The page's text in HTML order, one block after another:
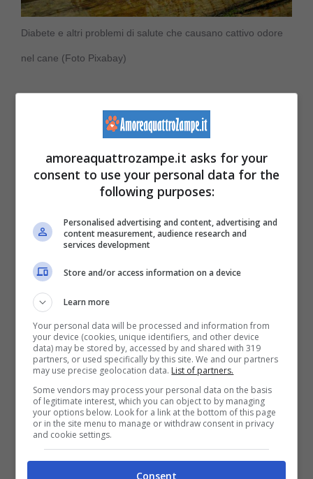
Diabete e altri problemi di salute che causano cattivo odore
nel cane (Foto Pixabay)
Un altro problema di salute che può
manifestarsi con l’alitosi del cane è il
. Particolarmente diffuso tra i cani di
età superiore ai sei anni, è una malattia del
pancreas grave che si manifesta con
maggiore frequenza in alcune razze come i
Beagle.
Sel’alito del cane ha un odore dolciastro
e a questo segnale si aggiungono altri
sintomi di diabete caninocome aumento
della sete e della minzione, è importante
portare il cane dal veterinario per una visita e
dei controlli approfonditi: anche se non è
amoreaquattrozampe.it asks for your
consent to use your personal data for the
following purposes:
Personalised advertising and content, advertising and
content measurement, audience research and
services development
Store and/or access information on a device
Learn more
Your personal data will be processed and information from
your device (cookies, unique identifiers, and other device
data) may be stored by, accessed by and shared with 319
partners, or used specifically by this site. We and our partners
may use precise geolocation data. List of partners.
Some vendors may process your personal data on the basis
of legitimate interest, which you can object to by managing
your options below. Look for a link at the bottom of this page
or in the site menu to manage or withdraw consent in privacy
and cookie settings.
Consent